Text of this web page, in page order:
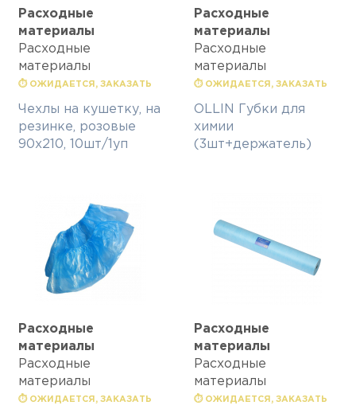
Расходные
материалы
Расходные
материалы
⏱ ОЖИДАЕТСЯ, ЗАКАЗАТЬ
Чехлы на кушетку, на
резинке, розовые
90х210, 10шт/1уп
Расходные
материалы
Расходные
материалы
⏱ ОЖИДАЕТСЯ, ЗАКАЗАТЬ
OLLIN Губки для
химии
(3шт+держатель)
Расходные
материалы
Расходные
материалы
⏱ ОЖИДАЕТСЯ, ЗАКАЗАТЬ
Расходные
материалы
Расходные
материалы
⏱ ОЖИДАЕТСЯ, ЗАКАЗАТЬ